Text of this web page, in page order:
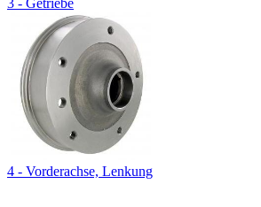
3 - Getriebe
4 - Vorderachse, Lenkung